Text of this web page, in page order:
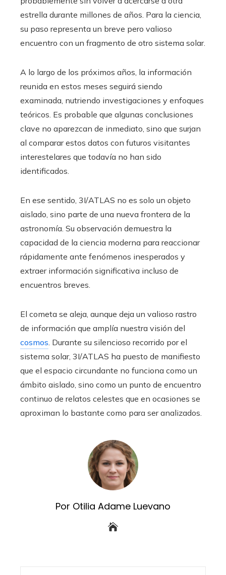
estrella durante millones de años. Para la ciencia,
su paso representa un breve pero valioso
encuentro con un fragmento de otro sistema solar.
A lo largo de los próximos años, la información
reunida en estos meses seguirá siendo
examinada, nutriendo investigaciones y enfoques
teóricos. Es probable que algunas conclusiones
clave no aparezcan de inmediato, sino que surjan
al comparar estos datos con futuros visitantes
interestelares que todavía no han sido
identificados.
En ese sentido, 3I/ATLAS no es solo un objeto
aislado, sino parte de una nueva frontera de la
astronomía. Su observación demuestra la
capacidad de la ciencia moderna para reaccionar
rápidamente ante fenómenos inesperados y
extraer información significativa incluso de
encuentros breves.
El cometa se aleja, aunque deja un valioso rastro
de información que amplía nuestra visión del
cosmos. Durante su silencioso recorrido por el
sistema solar, 3I/ATLAS ha puesto de manifiesto
que el espacio circundante no funciona como un
ámbito aislado, sino como un punto de encuentro
continuo de relatos celestes que en ocasiones se
aproximan lo bastante como para ser analizados.
Por Otilia Adame Luevano